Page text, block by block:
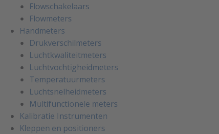
Flowschakelaars
Flowmeters
Handmeters
Drukverschilmeters
Luchtkwaliteitmeters
Luchtvochtigheidmeters
Temperatuurmeters
Luchtsnelheidmeters
Multifunctionele meters
Kalibratie Instrumenten
Kleppen en positioners